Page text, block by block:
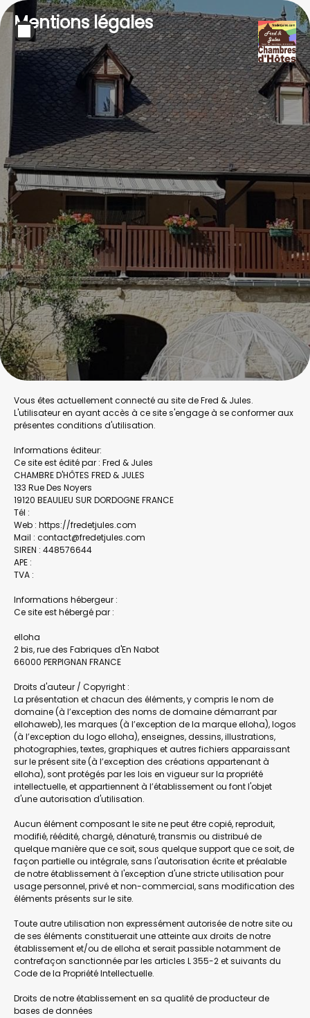
Mentions légales
Vous êtes actuellement connecté au site de Fred & Jules.
L'utilisateur en ayant accès à ce site s'engage à se conformer aux
présentes conditions d'utilisation.
Informations éditeur:
Ce site est édité par : Fred & Jules
CHAMBRE D'HÔTES FRED & JULES
133 Rue Des Noyers
19120 BEAULIEU SUR DORDOGNE FRANCE
Tél :
Web : https://fredetjules.com
Mail : contact@fredetjules.com
SIREN : 448576644
APE :
TVA :
Informations hébergeur :
Ce site est hébergé par :
elloha
2 bis, rue des Fabriques d'En Nabot
66000 PERPIGNAN FRANCE
Droits d'auteur / Copyright :
La présentation et chacun des éléments, y compris le nom de
domaine (à l’exception des noms de domaine démarrant par
ellohaweb), les marques (à l’exception de la marque elloha), logos
(à l’exception du logo elloha), enseignes, dessins, illustrations,
photographies, textes, graphiques et autres fichiers apparaissant
sur le présent site (à l’exception des créations appartenant à
elloha), sont protégés par les lois en vigueur sur la propriété
intellectuelle, et appartiennent à l’établissement ou font l'objet
d'une autorisation d'utilisation.
Aucun élément composant le site ne peut être copié, reproduit,
modifié, réédité, chargé, dénaturé, transmis ou distribué de
quelque manière que ce soit, sous quelque support que ce soit, de
façon partielle ou intégrale, sans l'autorisation écrite et préalable
de notre établissement à l'exception d'une stricte utilisation pour
usage personnel, privé et non-commercial, sans modification des
éléments présents sur le site.
Toute autre utilisation non expressément autorisée de notre site ou
de ses éléments constituerait une atteinte aux droits de notre
établissement et/ou de elloha et serait passible notamment de
contrefaçon sanctionnée par les articles L 355-2 et suivants du
Code de la Propriété Intellectuelle.
Droits de notre établissement en sa qualité de producteur de
bases de données